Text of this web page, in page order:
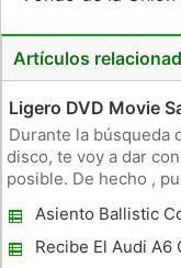
Artículos
Ligero DVD Movie
Durante la búsqueda
disco, te voy a dar
posible. De hecho ,
encontrar muy buena
conservación de dine
Asiento Ballistic
coche más
Recibe El Audi A6